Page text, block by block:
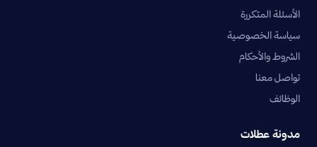
الأسئلة المتكررة
سياسة الخصوصية
الشروط والأحكام
تواصل معنا
الوظائف
مدونة عطلات